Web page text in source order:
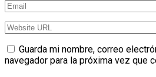
Guarda mi nombre, correo
navegador para la próxima vez que